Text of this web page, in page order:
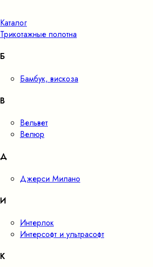
Каталог
Трикотажные полотна
Б
Бамбук, вискоза
В
Вельвет
Велюр
Д
Джерси Милано
И
Интерлок
Интерсофт и ультрасофт
К